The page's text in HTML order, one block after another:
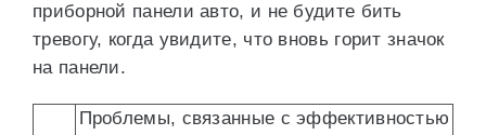
приборной панели авто, и не будите бить
тревогу, когда увидите, что вновь горит значок
на панели.
Проблемы, связанные с эффективностью